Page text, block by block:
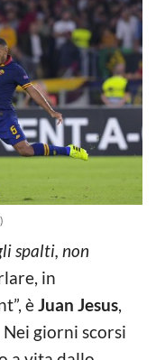
spalti, non
in
èJuan Jesus,
giorni scorsi